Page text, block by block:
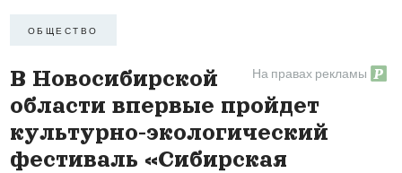
ОБЩЕСТВО
На правах рекламы
В Новосибирской
области впервые пройдет
культурно-экологический
фестиваль «Сибирская